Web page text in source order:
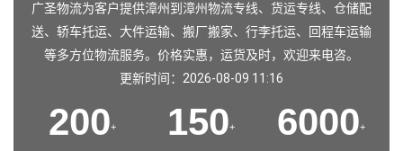
广圣物流为客户提供漳州到漳州物流专线、货运专线、仓储配
送、轿车托运、大件运输、搬厂搬家、行李托运、回程车运输
等多方位物流服务。价格实惠，运货及时，欢迎来电咨。
更新时间：2026-08-09 11:16
200+ 150+ 6000+